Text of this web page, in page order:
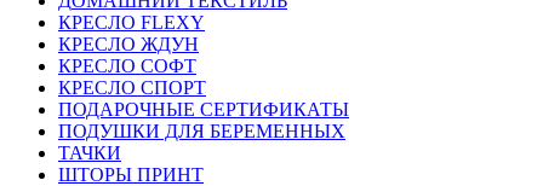
КРЕСЛО FLEXY
КРЕСЛО ЖДУН
КРЕСЛО СОФТ
КРЕСЛО СПОРТ
ПОДАРОЧНЫЕ СЕРТИФИКАТЫ
ПОДУШКИ ДЛЯ БЕРЕМЕННЫХ
ТАЧКИ
ШТОРЫ ПРИНТ